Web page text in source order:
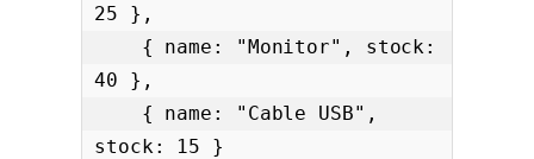
25 },
40 },
stock: 15 }